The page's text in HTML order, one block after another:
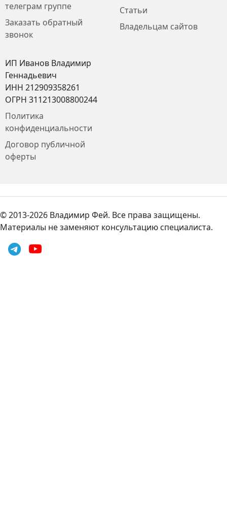
телеграм группе
Заказать обратный
звонок
Статьи
Владельцам сайтов
ИП Иванов Владимир
Геннадьевич
ИНН 212909358261
ОГРН 311213008800244
Политика
конфиденциальности
Договор публичной
оферты
© 2013-2026 Владимир Фей. Все права защищены.
Материалы не заменяют консультацию специалиста.